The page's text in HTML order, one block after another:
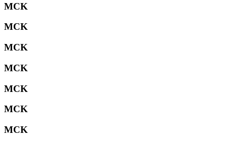
MCK
MCK
MCK
MCK
MCK
MCK
MCK